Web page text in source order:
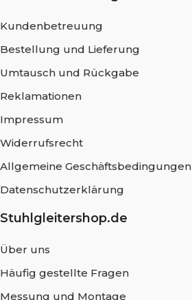
Kundenbetreuung
Bestellung und Lieferung
Umtausch und Rückgabe
Reklamationen
Impressum
Widerrufsrecht
Allgemeine Geschäftsbedingungen
Datenschutzerklärung
Stuhlgleitershop.de
Über uns
Häufig gestellte Fragen
Messung und Montage